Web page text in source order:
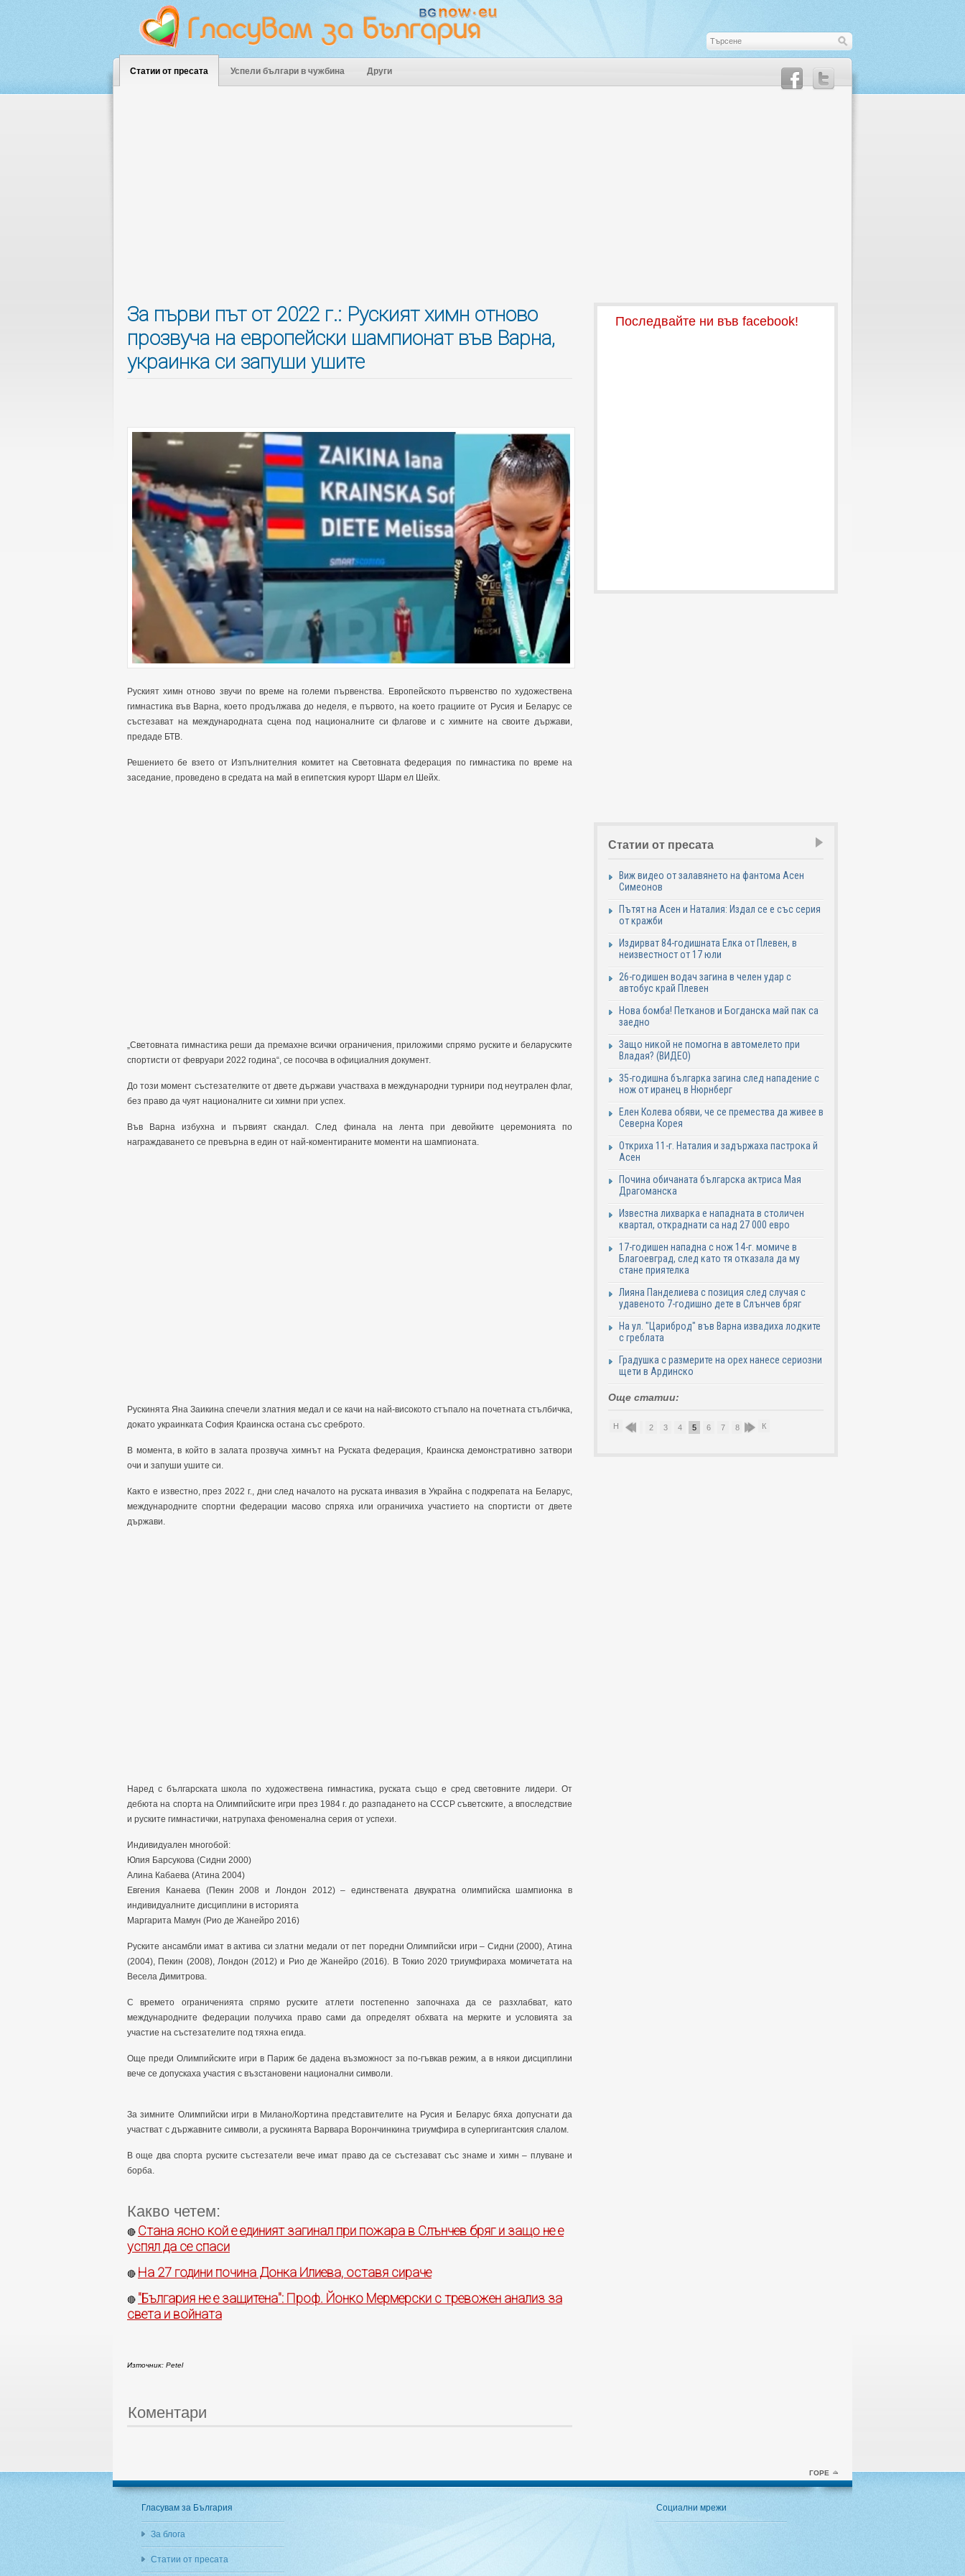
Статии от пресата Успели българи в чужбина Други
За първи път от 2022 г.: Руският химн отново
прозвуча на европейски шампионат във Варна,
украинка си запуши ушите
Руският химн отново звучи по време на големи първенства. Европейското първенство по художествена
гимнастика във Варна, което продължава до неделя, е първото, на което грациите от Русия и Беларус се
състезават на международната сцена под националните си флагове и с химните на своите държави,
предаде БТВ.
Решението бе взето от Изпълнителния комитет на Световната федерация по гимнастика по време на
заседание, проведено в средата на май в египетския курорт Шарм ел Шейх.
„Световната гимнастика реши да премахне всички ограничения, приложими спрямо руските и беларуските
спортисти от февруари 2022 година“, се посочва в официалния документ.
До този момент състезателките от двете държави участваха в международни турнири под неутрален флаг,
без право да чуят националните си химни при успех.
Във Варна избухна и първият скандал. След финала на лента при девойките церемонията по
награждаването се превърна в един от най-коментираните моменти на шампионата.
Рускинята Яна Заикина спечели златния медал и се качи на най-високото стъпало на почетната стълбичка,
докато украинката София Краинска остана със среброто.
В момента, в който в залата прозвуча химнът на Руската федерация, Краинска демонстративно затвори
очи и запуши ушите си.
Както е известно, през 2022 г., дни след началото на руската инвазия в Украйна с подкрепата на Беларус,
международните спортни федерации масово спряха или ограничиха участието на спортисти от двете
държави.
Наред с българската школа по художествена гимнастика, руската също е сред световните лидери. От
дебюта на спорта на Олимпийските игри през 1984 г. до разпадането на СССР съветските, а впоследствие
и руските гимнастички, натрупаха феноменална серия от успехи.
Индивидуален многобой:
Юлия Барсукова (Сидни 2000)
Алина Кабаева (Атина 2004)
Евгения Канаева (Пекин 2008 и Лондон 2012) – единствената двукратна олимпийска шампионка в
индивидуалните дисциплини в историята
Маргарита Мамун (Рио де Жанейро 2016)
Руските ансамбли имат в актива си златни медали от пет поредни Олимпийски игри – Сидни (2000), Атина
(2004), Пекин (2008), Лондон (2012) и Рио де Жанейро (2016). В Токио 2020 триумфираха момичетата на
Весела Димитрова.
С времето ограниченията спрямо руските атлети постепенно започнаха да се разхлабват, като
международните федерации получиха право сами да определят обхвата на мерките и условията за
участие на състезателите под тяхна егида.
Още преди Олимпийските игри в Париж бе дадена възможност за по-гъвкав режим, а в някои дисциплини
вече се допускаха участия с възстановени национални символи.
За зимните Олимпийски игри в Милано/Кортина представителите на Русия и Беларус бяха допуснати да
участват с държавните символи, а рускинята Варвара Ворончинкина триумфира в супергигантския слалом.
В още два спорта руските състезатели вече имат право да се състезават със знаме и химн – плуване и
борба.
Какво четем:
🔴 Стана ясно кой е единият загинал при пожара в Слънчев бряг и защо не е
успял да се спаси
🔴 На 27 години почина Донка Илиева, оставя сираче
🔴 "България не е защитена": Проф. Йонко Мермерски с тревожен анализ за
света и войната
Източник: Petel
Коментари
Последвайте ни във facebook!
Статии от пресата
Виж видео от залавянето на фантома Асен
Симеонов
Пътят на Асен и Наталия: Издал се е със серия
от кражби
Издирват 84-годишната Елка от Плевен, в
неизвестност от 17 юли
26-годишен водач загина в челен удар с
автобус край Плевен
Нова бомба! Петканов и Богданска май пак са
заедно
Защо никой не помогна в автомелето при
Владая? (ВИДЕО)
35-годишна българка загина след нападение с
нож от иранец в Нюрнберг
Елен Колева обяви, че се премества да живее в
Северна Корея
Откриха 11-г. Наталия и задържаха пастрока й
Асен
Почина обичаната българска актриса Мая
Драгоманска
Известна лихварка е нападната в столичен
квартал, откраднати са над 27 000 евро
17-годишен нападна с нож 14-г. момиче в
Благоевград, след като тя отказала да му
стане приятелка
Лияна Панделиева с позиция след случая с
удавеното 7-годишно дете в Слънчев бряг
На ул. "Цариброд" във Варна извадиха лодките
с греблата
Градушка с размерите на орех нанесе сериозни
щети в Ардинско
Още статии:
Н 2 3 4 5 6 7 8 9 10
К
ГОРЕ
Гласувам за България
За блога
Статии от пресата
Социални мрежи